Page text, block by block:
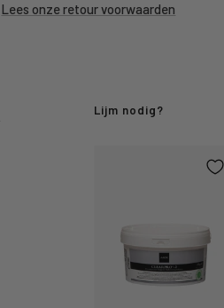
Lees onze retour voorwaarden
Lijm nodig?